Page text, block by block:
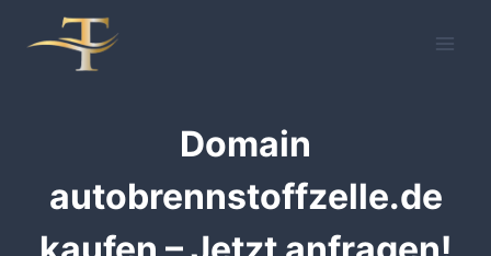
Inhalt
Domain
autobrennstoffzelle.de